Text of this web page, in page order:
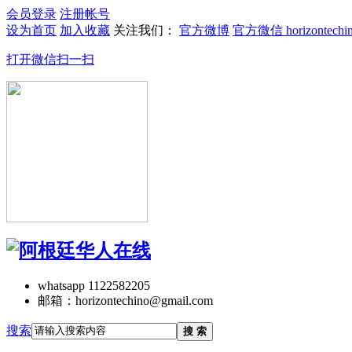
会员登录 注册帐号
设为首页 加入收藏 关注我们： 官方微博 官方微信
打开微信扫一扫
whatsapp 1122582205
邮箱：horizontechino@gmail.com
搜索 搜 索